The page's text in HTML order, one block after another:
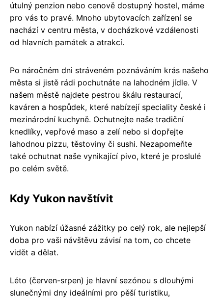
útulný penzion nebo cenově dostupný hostel, máme
pro vás to pravé. Mnoho ubytovacích zařízení se
nachází v centru města, v docházkové vzdálenosti
od hlavních památek a atrakcí.
Po náročném dni stráveném poznáváním krás našeho
města si jistě rádi pochutnáte na lahodném jídle. V
našem městě najdete pestrou škálu restaurací,
kaváren a hospůdek, které nabízejí speciality české i
mezinárodní kuchyně. Ochutnejte naše tradiční
knedlíky, vepřové maso a zelí nebo si dopřejte
lahodnou pizzu, těstoviny či sushi. Nezapomeňte
také ochutnat naše vynikající pivo, které je proslulé
po celém světě.
Kdy Yukon navštívit
Yukon nabízí úžasné zážitky po celý rok, ale nejlepší
doba pro vaši návštěvu závisí na tom, co chcete
vidět a dělat.
Léto (červen-srpen) je hlavní sezónou s dlouhými
slunečnými dny ideálními pro pěší turistiku,